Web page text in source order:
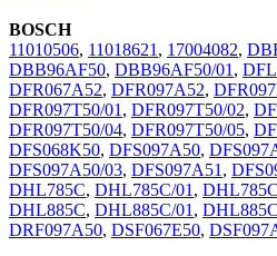
BOSCH
11010506, 11018621 , 17004082,
DBB96AF50, DBB96AF50/01 ,
DFR067A52, DFR097A52,
DFR097T50/01 , DFR097T50/02,
DFR097T50/04, DFR097T50/05,
DFS068K50, DFS097A50,
DFS097A50/03, DFS097A51 ,
DHL785C, DHL785C/01 ,
DHL885C, DHL885C/01 ,
DRF097A50, DSF067E50,